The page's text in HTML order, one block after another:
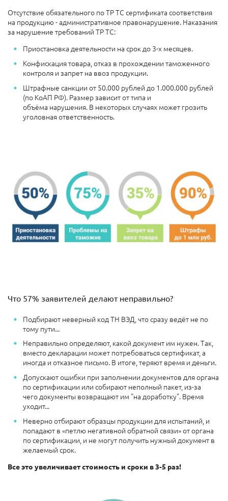
Отсутствие обязательного по ТР ТС сертификата соответствия
на продукцию - административное правонарушение. Наказания
за нарушение требований ТР ТС:
Приостановка деятельности на срок до 3-х месяцев.
Конфискация товара, отказ в прохождении таможенного
контроля и запрет на ввоз продукции.
Штрафные санкции от 50.000 рублей до 1.000.000 рублей
(по КоАП РФ). Размер зависит от типа и
объёма нарушения. В некоторых случаях может грозить
уголовная ответственность.
Что 57% заявителей делают неправильно?
Подбирают неверный код ТН ВЭД, что сразу ведёт не по
тому пути...
Неправильно определяют, какой документ им нужен. Так,
вместо декларации может потребоваться сертификат, а
иногда и отказное письмо. В итоге, теряют время и деньги.
Допускают ошибки при заполнении документов для органа
по сертификации или собирают неполный пакет, из-за
чего документы возвращают им "на доработку". Время
уходит...
Неверно отбирают образцы продукции для испытаний, и
попадают в «петлю негативной обратной связи» от органа
по сертификации, и не могут получить нужный документ в
желаемый срок.
Все это увеличивает стоимость и сроки в 3-5 раз!